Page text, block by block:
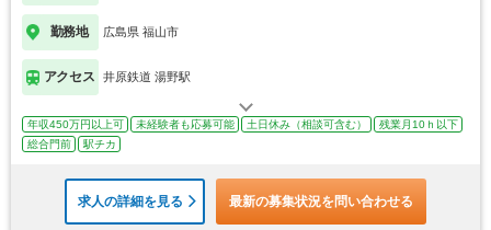
勤務地 広島県 福山市
アクセス 井原鉄道 湯野駅
年収450万円以上可 未経験者も応募可能 土日休み（相談可含む）
残業月10ｈ以下
総合門前
駅チカ
求人の詳細を見る 最新の募集状況を問い合わせる